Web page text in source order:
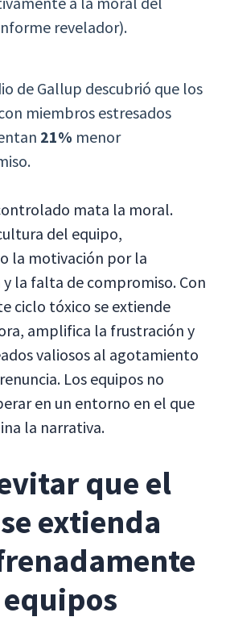
revelador).
de Gallup descubrió que los
miembros estresados
21% menor
mata la moral.
del equipo,
la motivación por la
la falta de compromiso. Con
ciclo tóxico se extiende
amplifica la frustración y
valiosos al agotamiento
Los equipos no
en un entorno en el que
la narrativa.
que el
extienda